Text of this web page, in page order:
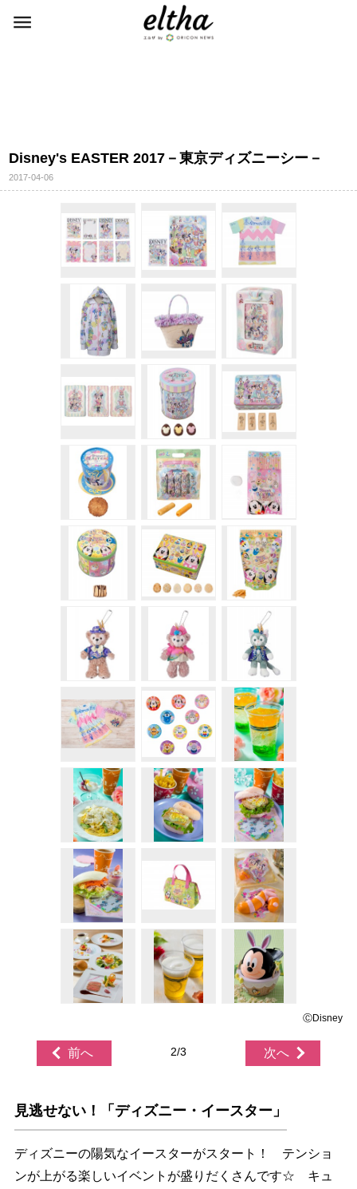
Disney's EASTER 2017－東京ディズニーシー－
2017-04-06
ⒸDisney
前へ 次へ
2/3
見逃せない！「ディズニー・イースター」
ディズニーの陽気なイースターがスタート！ テンショ
ンが上がる楽しいイベントが盛りだくさんです☆ キュ